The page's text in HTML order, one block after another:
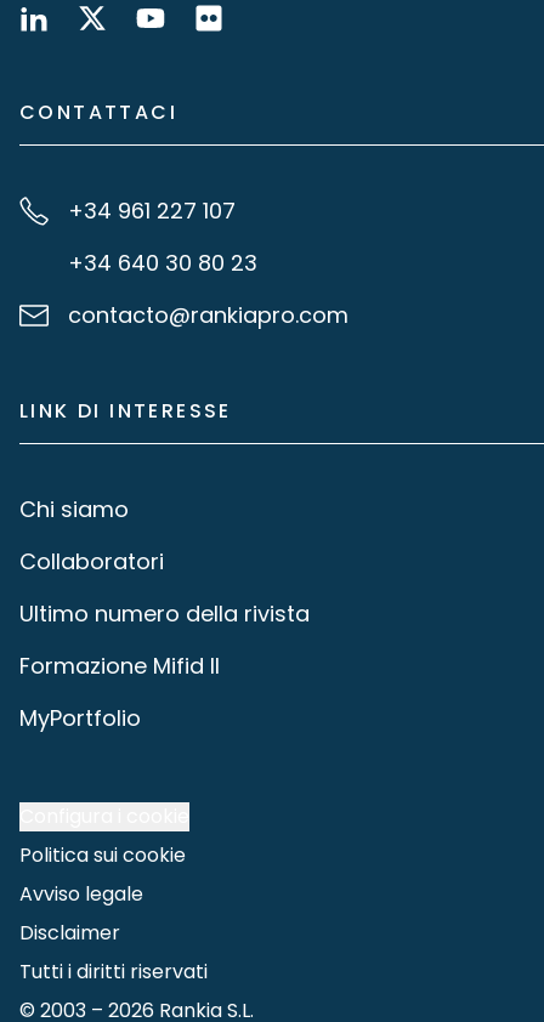
CONTATTACI
+34 961 227 107
+34 640 30 80 23
contacto@rankiapro.com
LINK DI INTERESSE
Chi siamo
Collaboratori
Ultimo numero della rivista
Formazione Mifid II
MyPortfolio
Politica sui cookie
Avviso legale
Disclaimer
Tutti i diritti riservati
© 2003 – 2026 Rankia S.L.